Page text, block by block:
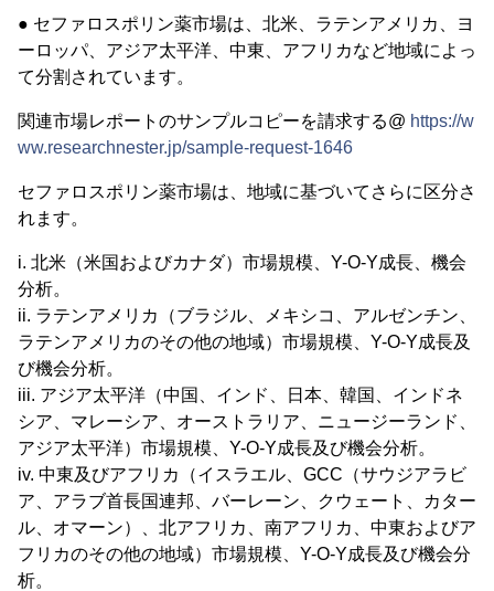
● セファロスポリン薬市場は、北米、ラテンアメリカ、ヨ
ーロッパ、アジア太平洋、中東、アフリカなど地域によっ
て分割されています。
関連市場レポートのサンプルコピーを請求する@ https://w
ww.researchnester.jp/sample-request-1646
セファロスポリン薬市場は、地域に基づいてさらに区分さ
れます。
i. 北米（米国およびカナダ）市場規模、Y-O-Y成長、機会
分析。
ii. ラテンアメリカ（ブラジル、メキシコ、アルゼンチン、
ラテンアメリカのその他の地域）市場規模、Y-O-Y成長及
び機会分析。
iii. アジア太平洋（中国、インド、日本、韓国、インドネ
シア、マレーシア、オーストラリア、ニュージーランド、
アジア太平洋）市場規模、Y-O-Y成長及び機会分析。
iv. 中東及びアフリカ（イスラエル、GCC（サウジアラビ
ア、アラブ首長国連邦、バーレーン、クウェート、カター
ル、オマーン）、北アフリカ、南アフリカ、中東およびア
フリカのその他の地域）市場規模、Y-O-Y成長及び機会分
析。